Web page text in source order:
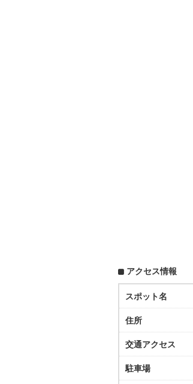
アクセス情報
スポット名
住所
交通アクセス
駐車場